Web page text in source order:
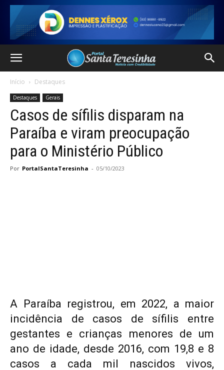
Início Destaques
Destaques Gerais
Casos de sífilis disparam na
Paraíba e viram preocupação
para o Ministério Público
Por PortalSantaTeresinha - 05/10/2023
A Paraíba registrou, em 2022, a maior
incidência de casos de sífilis entre
gestantes e crianças menores de um
ano de idade, desde 2016, com 19,8 e 8
casos a cada mil nascidos vivos,